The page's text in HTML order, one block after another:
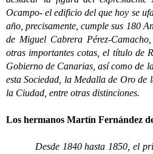
Ocampo- el edificio del que hoy se
año, precisamente, cumple sus 180
de Miguel Cabrera Pérez-
otras importantes cotas, el título de
Gobierno de Canarias, así como de
esta Sociedad, la Medalla de Oro
la Ciudad, entre otras distinciones.
Los hermanos Martín Fernández
Desde 1840 hasta 1850, el